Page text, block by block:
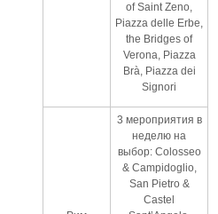
of Saint Zeno,
Piazza delle Erbe,
the Bridges of
Verona, Piazza
Brà, Piazza dei
Signori
3 мероприятия в
неделю на
выбор: Colosseo
& Campidoglio,
San Pietro &
Castel